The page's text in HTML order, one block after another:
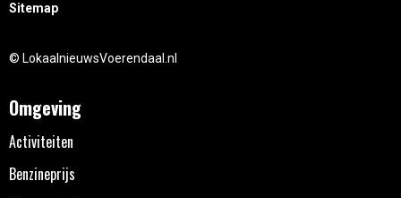
Sitemap
© LokaalnieuwsVoerendaal.nl
Omgeving
Activiteiten
Benzineprijs